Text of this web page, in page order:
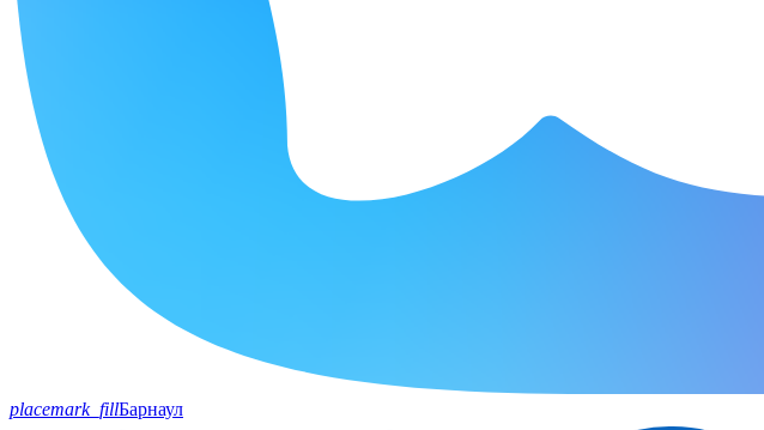
placemark_fillБарнаул